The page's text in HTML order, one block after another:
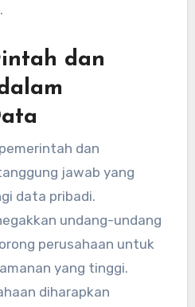
dan
dan
jawab yang
data pribadi.
undang-undang
perusahaan untuk
yang tinggi.
diharapkan